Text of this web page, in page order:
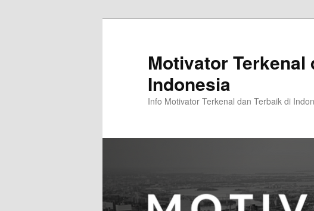
Motivator Terkenal
Indonesia
Info Motivator Terkenal dan Terbaik di